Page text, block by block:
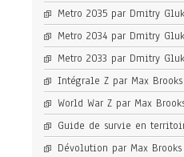
Metro 2035 par Dmitry
Metro 2034 par Dmitry
Metro 2033 par Dmitry
Intégrale Z par Max Brooks
World War Z par Max
Guide de survie en
Dévolution par Max Brooks